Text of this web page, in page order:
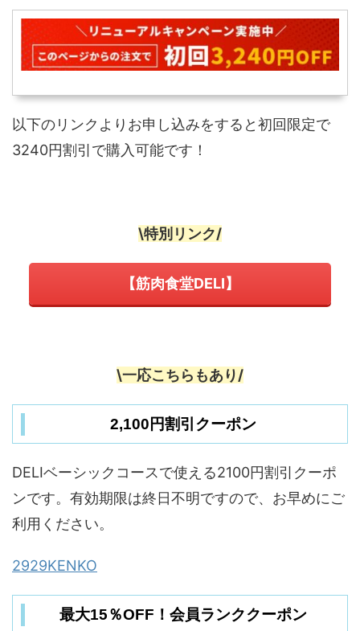
以下のリンクよりお申し込みをすると初回限定で
3240円割引で購入可能です！
\特別リンク/
【筋肉食堂DELI】
\一応こちらもあり/
2,100円割引クーポン
DELIベーシックコースで使える2100円割引クーポ
ンです。有効期限は終日不明ですので、お早めにご
利用ください。
2929KENKO
最大15％OFF！会員ランククーポン